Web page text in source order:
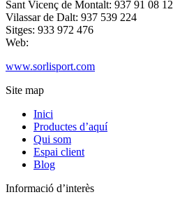
Sant Vicenç de Montalt: 937 91 08 12
Vilassar de Dalt: 937 539 224
Sitges: 933 972 476
Web:
www.sorlisport.com
Site map
Inici
Productes d’aquí
Qui som
Espai client
Blog
Informació d’interès